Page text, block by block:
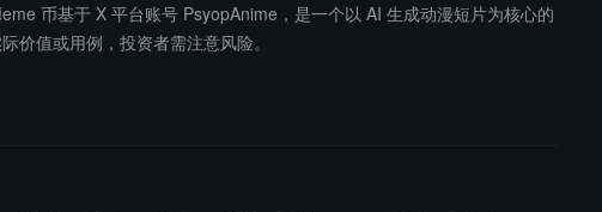
币基于 X 平台账号 PsyopAnime，是一个以 AI 生成动漫短片为核心的
价值或用例，投资者需注意风险。